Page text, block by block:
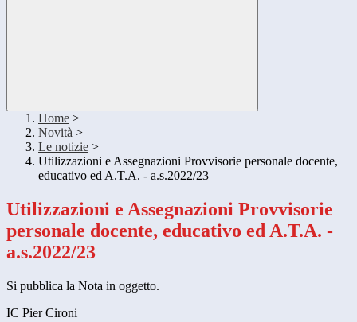
Home >
Novità >
Le notizie >
Utilizzazioni e Assegnazioni Provvisorie personale docente,
educativo ed A.T.A. - a.s.2022/23
Utilizzazioni e Assegnazioni Provvisorie
personale docente, educativo ed A.T.A. -
a.s.2022/23
Si pubblica la Nota in oggetto.
IC Pier Cironi